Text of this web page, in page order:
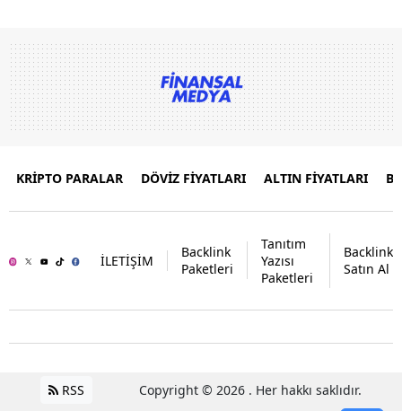
KRİPTO PARALAR DÖVİZ FİYATLARI ALTIN FİYATLARI
İLETİŞİM
Backlink
Paketleri
Tanıtım
Yazısı
Paketleri
Backlink
Satın Al
RSS Copyright © 2026 . Her hakkı saklıdır.